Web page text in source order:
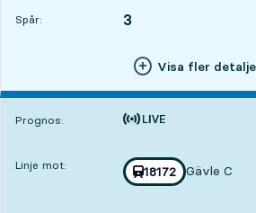
Spår:
SPÅR, 3
,
Visa fler
Prognos:
Tiden är prognos
Linje mot: Med tågnummer
18172
mot
Gävle C
,